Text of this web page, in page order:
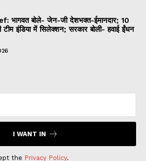
भागवत बोले- जेन-जी देशभक्त-ईमानदार; 10
इंडिया में सिलेक्शन; सरकार बोली- हवाई ईंधन
I WANT IN
the Privacy Policy.